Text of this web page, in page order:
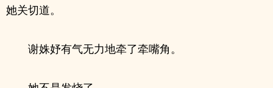
她关切道。
谢姝妤有气无力地牵了牵嘴角。